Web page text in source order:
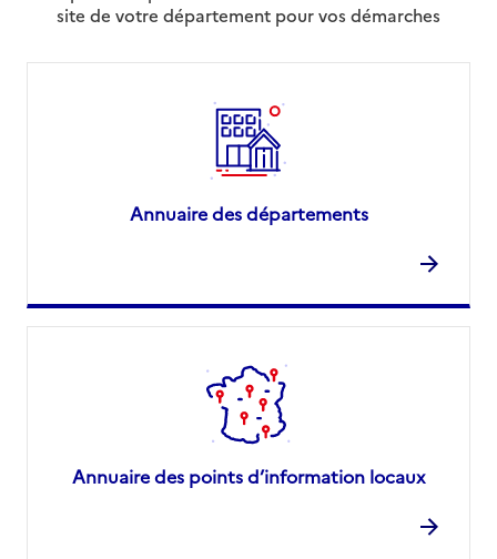
site de votre département pour vos démarches
Annuaire des départements
Annuaire des points d’information locaux